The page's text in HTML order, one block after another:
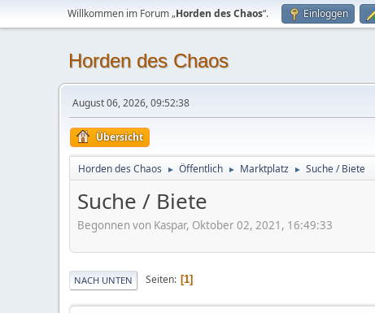
Willkommen im Forum „Horden des Chaos“. Einloggen
Horden des Chaos
August 06, 2026, 09:52:38
Übersicht
Horden des Chaos ► Öffentlich ► Marktplatz ► Suche / Biete
Suche / Biete
Begonnen von Kaspar, Oktober 02, 2021, 16:49:33
NACH UNTEN Seiten 1